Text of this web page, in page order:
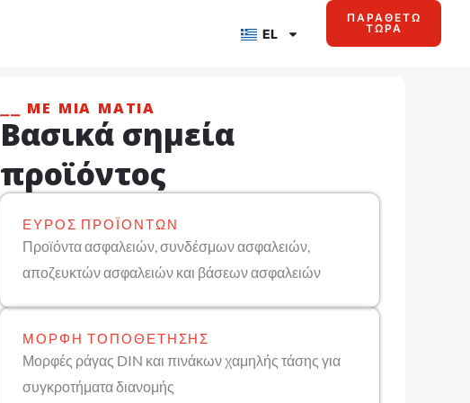
EL
ΠΑΡΑΘΈΤΩ
ΤΏΡΑ
⎯⎯ ΜΕ ΜΙΑ ΜΑΤΙΆ
Βασικά σημεία
προϊόντος
ΕΎΡΟΣ ΠΡΟΪΌΝΤΩΝ
Προϊόντα ασφαλειών, συνδέσμων ασφαλειών,
αποζευκτών ασφαλειών και βάσεων ασφαλειών
ΜΟΡΦΉ ΤΟΠΟΘΈΤΗΣΗΣ
Μορφές ράγας DIN και πινάκων χαμηλής τάσης για
συγκροτήματα διανομής